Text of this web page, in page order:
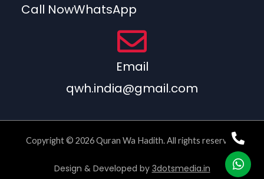
Call NowWhatsApp
Email
qwh.india@gmail.com
Copyright © 2026 Quran Wa Hadith. All rights reserved.
Design & Developed by 3dotsmedia.in